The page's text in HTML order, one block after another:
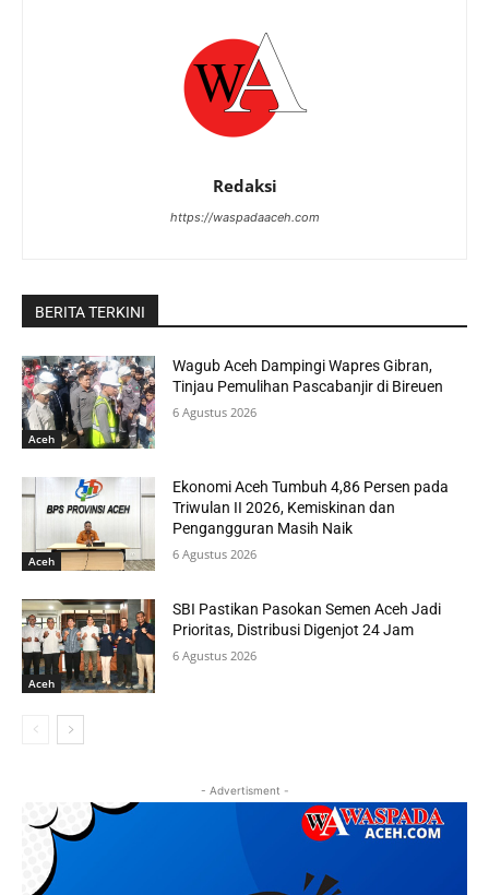
Redaksi
https://waspadaaceh.com
BERITA TERKINI
Aceh
Wagub Aceh Dampingi Wapres Gibran,
Tinjau Pemulihan Pascabanjir di Bireuen
6 Agustus 2026
Aceh
Ekonomi Aceh Tumbuh 4,86 Persen pada
Triwulan II 2026, Kemiskinan dan
Pengangguran Masih Naik
6 Agustus 2026
Aceh
SBI Pastikan Pasokan Semen Aceh Jadi
Prioritas, Distribusi Digenjot 24 Jam
6 Agustus 2026
- Advertisment -